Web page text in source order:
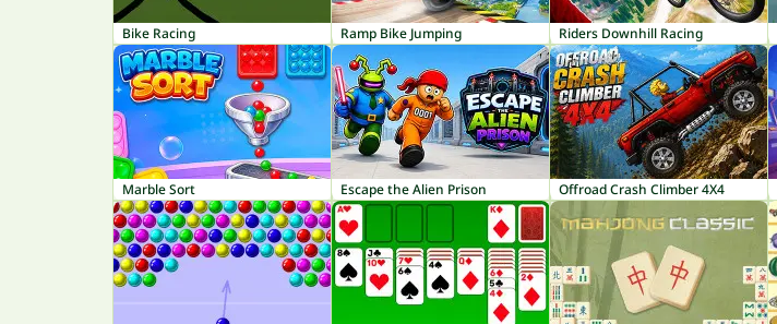
Bike Racing Ramp Bike Jumping Riders Downhill Racing
Marble Sort Escape the Alien Prison Offroad Crash Climber 4X4